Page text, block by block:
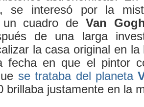
se interesó por la
cuadro de Van
de una larga
la casa original en
fecha en que el pintor
se trataba del planeta
brillaba justamente en la